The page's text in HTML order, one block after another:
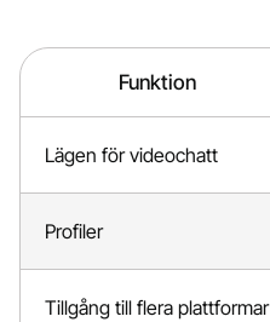
Funktion
Lägen för videochatt
Profiler
Tillgång till flera plattformar